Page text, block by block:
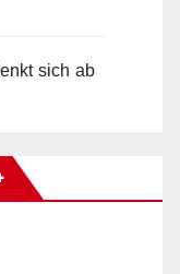
sich ab